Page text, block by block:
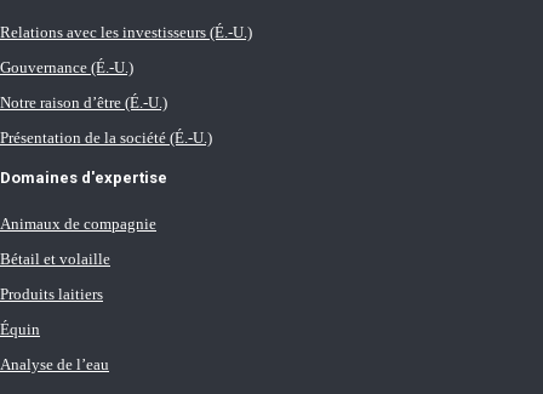
Relations avec les investisseurs (É.-U.)
Gouvernance (É.-U.)
Notre raison d’être (É.-U.)
Présentation de la société (É.-U.)
Domaines d'expertise
Animaux de compagnie
Bétail et volaille
Produits laitiers
Équin
Analyse de l’eau